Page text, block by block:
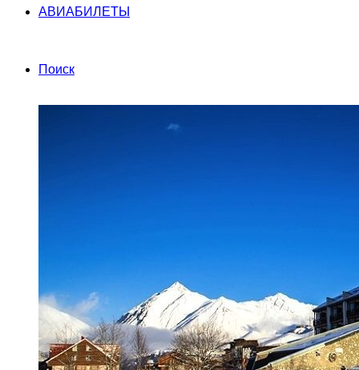
АВИАБИЛЕТЫ
Поиск